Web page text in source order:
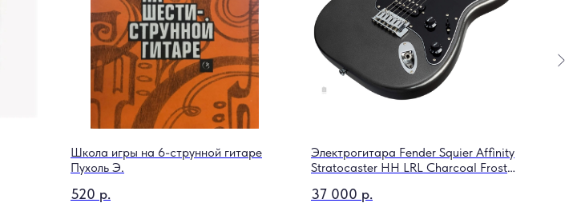
Школа игры на 6-струнной гитаре
Пухоль Э.
520 р.
Электрогитара Fender Squier Affinity
Stratocaster HH LRL Charcoal Frost
37 000 р.